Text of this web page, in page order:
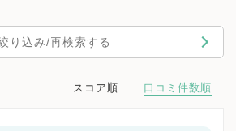
り込み/再検索する
スコア順 口コミ件数順